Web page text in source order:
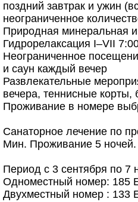
поздний завтрак и ужин
неограниченное
Природная минеральная
Гидрорелаксация I–VII
Неограниченное
и саун каждый вечер
Развлекательные
вечера, теннисные корты,
Проживание в номере
Санаторное лечение по
Мин. Проживание 5 ночей.
Период с 3 сентября по 7
Одноместный номер: 185
Двухместный номер : 133